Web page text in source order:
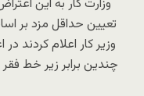
وزارت کار به این
وزیر کار اعلام کردند